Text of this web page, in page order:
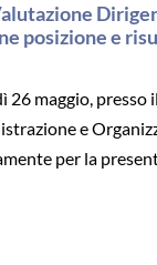
posizione e
26 maggio, presso
e
per la